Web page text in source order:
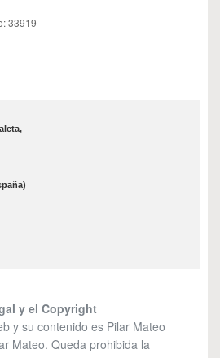
33919
y el Copyright
y su contenido es Pilar Mateo
Mateo. Queda prohibida la